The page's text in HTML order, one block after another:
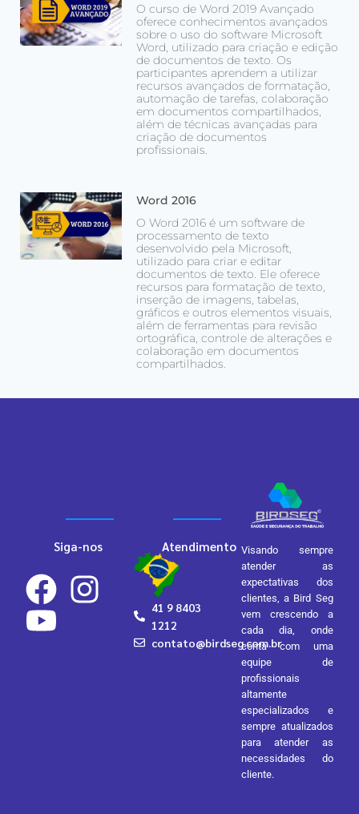
O curso de Word 2019 Avançado
oferece conhecimentos avançados
sobre o uso do software Microsoft
Word, utilizado para criação e edição
de documentos de texto. Os
participantes aprendem a utilizar
recursos avançados de formatação,
automação de tarefas, colaboração
em documentos compartilhados,
além de técnicas avançadas para
criação de documentos
profissionais.
Word 2016
O Word 2016 é um software de
processamento de texto
desenvolvido pela Microsoft,
utilizado para criar e editar
documentos de texto. Ele oferece
recursos para formatação de texto,
inserção de imagens, tabelas,
gráficos e outros elementos visuais,
além de ferramentas para revisão
ortográfica, controle de alterações e
colaboração em documentos
compartilhados.
Visando sempre
atender as
expectativas dos
clientes, a Bird Seg
vem crescendo a
cada dia, onde
conta com uma
equipe de
profissionais
altamente
especializados e
sempre atualizados
para atender as
necessidades do
cliente.
Atendimento
41 9 8403
1212
contato@birdseg.com.br
Siga-nos